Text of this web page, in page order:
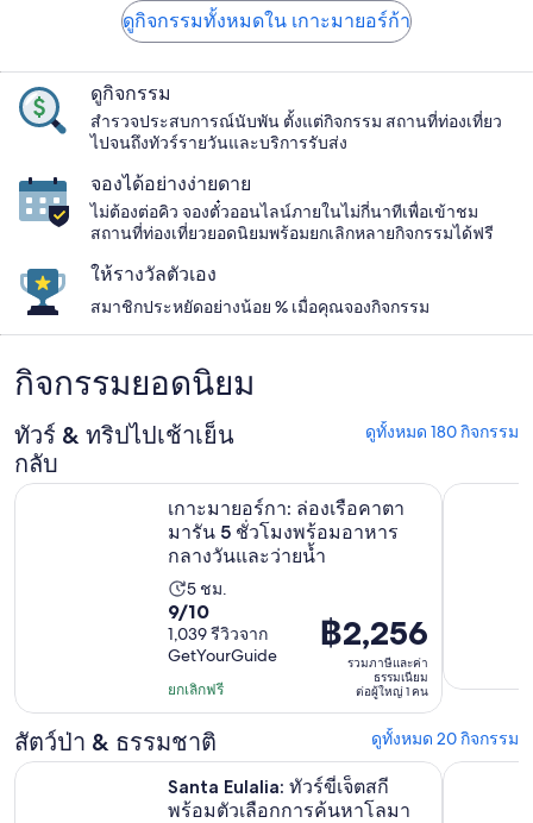
ดูกิจกรรมทั้งหมดใน เกาะมายอร์ก้า
ดูกิจกรรม
สำรวจประสบการณ์นับพัน ตั้งแต่กิจกรรม สถานที่ท่องเที่ยว
ไปจนถึงทัวร์รายวันและบริการรับส่ง
จองได้อย่างง่ายดาย
ไม่ต้องต่อคิว จองตั๋วออนไลน์ภายในไม่กี่นาทีเพื่อเข้าชม
สถานที่ท่องเที่ยวยอดนิยมพร้อมยกเลิกหลายกิจกรรมได้ฟรี
ให้รางวัลตัวเอง
สมาชิกประหยัดอย่างน้อย % เมื่อคุณจองกิจกรรม
กิจกรรมยอดนิยม
ทัวร์ & ทริปไปเช้าเย็น
กลับ
ดูทั้งหมด 180 กิจกรรม
เกาะมายอร์กา: ล่องเรือคาตา
มารัน 5 ชั่วโมงพร้อมอาหาร
กลางวันและว่ายน้ำ
ระยะ
เวลา
กิจกรรม
5
5 ชม.
9.0
จาก
10
โดย
1039
รีวิว
9/10
1,039 รีวิวจาก
GetYourGuide
ยกเลิกฟรี
ราคา
฿2,256
ผู้ใหญ่
1
฿2,256
รวมภาษีและค่า
ธรรมเนียม
ต่อผู้ใหญ่ 1 คน
เกาะมายอร์กา: ล่องเรือคาตามารัน 5 ชั่วโมงพร้อมอาหารกลา
Santa
สัตว์ป่า & ธรรมชาติ ดูทั้งหมด 20 กิจกรรม
Santa Eulalia: ทัวร์ขี่เจ็ตสกี
พร้อมตัวเลือกการค้นหาโลมา
Santa Eulalia: ทัวร์ขี่เจ็ตสกีพร้อมตัวเลือกการค้นหาโลมามายอร์กา: